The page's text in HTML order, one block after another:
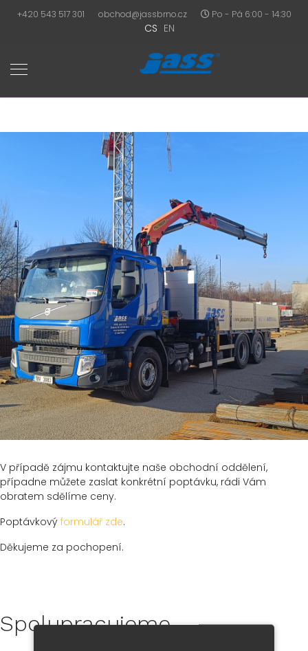
+420 543 517 301 obchod@jassbrno.cz Po - Pá 6:00 - 14:30
CS EN
V případě zájmu kontaktujte naše obchodní oddělení,
případne můžete zaslat konkrétní poptávku, rádi Vám
obratem sdělíme ceny.
Poptávkový formulář zde.
Děkujeme za pochopení.
Spolupracujeme